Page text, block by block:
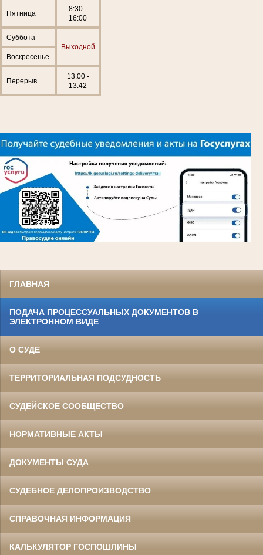
Пятница
8:30 -
16:00
Суббота
Выходной
Воскресенье
Перерыв
13:00 -
13:42
ГЛАВНАЯ
ПОДАЧА ПРОЦЕССУАЛЬНЫХ ДОКУМЕНТОВ В
ЭЛЕКТРОННОМ ВИДЕ
О СУДЕ
ТЕРРИТОРИАЛЬНАЯ ПОДСУДНОСТЬ
СУДЕЙСКОЕ СООБЩЕСТВО
НОРМАТИВНЫЕ АКТЫ
ДОКУМЕНТЫ СУДА
СУДЕБНОЕ ДЕЛОПРОИЗВОДСТВО
СПРАВОЧНАЯ ИНФОРМАЦИЯ
КАЛЬКУЛЯТОР ГОСПОШЛИНЫ